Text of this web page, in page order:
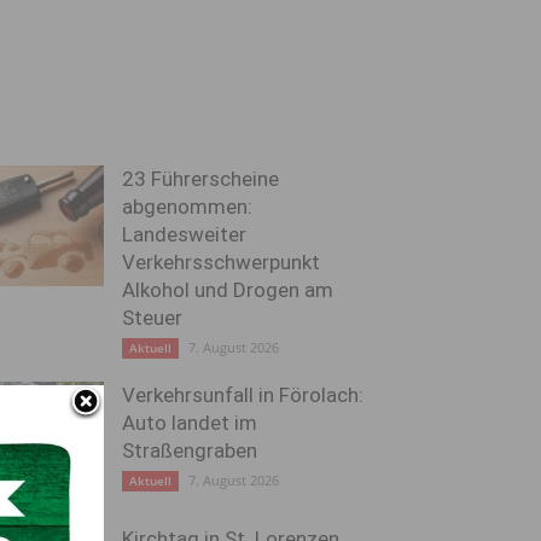
23 Führerscheine
abgenommen:
Landesweiter
Verkehrsschwerpunkt
Alkohol und Drogen am
Steuer
Aktuell 7. August 2026
Verkehrsunfall in Förolach:
Auto landet im
Straßengraben
Aktuell 7. August 2026